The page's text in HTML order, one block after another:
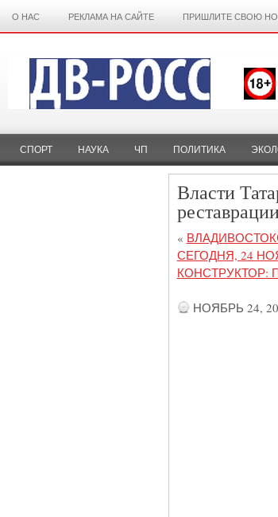
О НАС РЕКЛАМА НА САЙТЕ ПРИШЛИТЕ СВОЮ
СПОРТ НАУКА ЧП ПОЛИТИКА
Власти
«
СЕГОДНЯ, 24
КОНСТРУКТОР:
НОЯБРЬ 24,